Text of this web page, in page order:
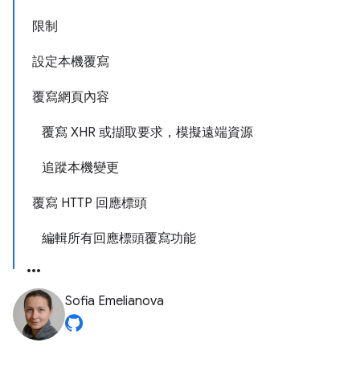
限制
設定本機覆寫
覆寫網頁內容
覆寫 XHR 或擷取要求，模擬遠端資源
追蹤本機變更
覆寫 HTTP 回應標頭
編輯所有回應標頭覆寫功能
Sofia Emelianova